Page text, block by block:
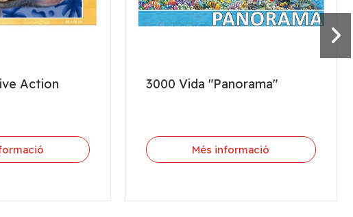
Action 3000 Vida "Panorama"
Més informació